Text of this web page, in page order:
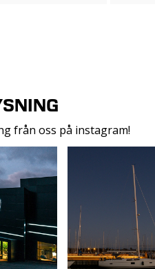
från oss på instagram!